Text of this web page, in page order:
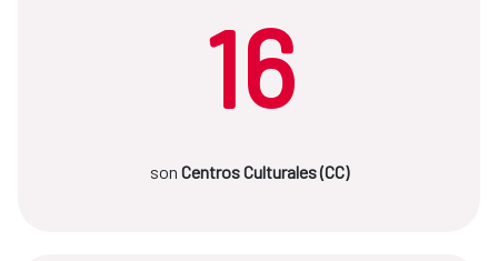
16
son Centros Culturales (CC)